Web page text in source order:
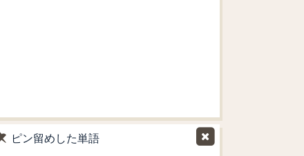
ピン留めした単語